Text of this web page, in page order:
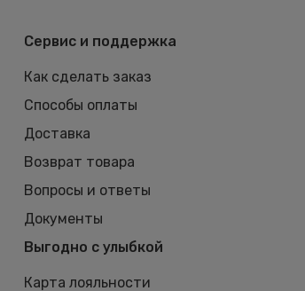
Сервис и поддержка
Как сделать заказ
Способы оплаты
Доставка
Возврат товара
Вопросы и ответы
Документы
Выгодно с улыбкой
Карта лояльности